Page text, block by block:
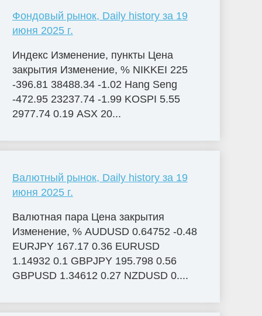
Фондовый рынок, Daily history за 19
июня 2025 г.
Индекс Изменение, пункты Цена
закрытия Изменение, % NIKKEI 225
-396.81 38488.34 -1.02 Hang Seng
-472.95 23237.74 -1.99 KOSPI 5.55
2977.74 0.19 ASX 20...
Валютный рынок, Daily history за 19
июня 2025 г.
Валютная пара Цена закрытия
Изменение, % AUDUSD 0.64752 -0.48
EURJPY 167.17 0.36 EURUSD
1.14932 0.1 GBPJPY 195.798 0.56
GBPUSD 1.34612 0.27 NZDUSD 0....